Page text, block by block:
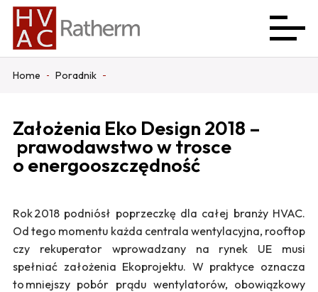
Home Poradnik
Założenia Eko Design 2018 –
prawodawstwo w trosce
o energooszczędność
Rok 2018 podniósł poprzeczkę dla całej branży HVAC.
Od tego momentu każda centrala wentylacyjna, rooftop
czy rekuperator wprowadzany na rynek UE musi
spełniać założenia Ekoprojektu. W praktyce oznacza
to mniejszy pobór prądu wentylatorów, obowiązkowy